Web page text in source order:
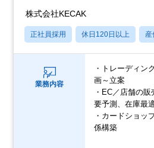
株式会社KECAK
正社員採用 休日120日以上 産
業務内容
・トレーディン
画～立案
・EC／店舗の
要予測、在庫最
・カードショッ
係構築